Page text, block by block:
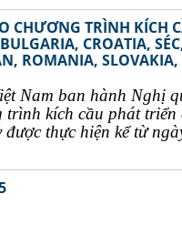
CHƯƠNG TRÌNH KÍCH
CROATIA,
ROMANIA, SLOVAKIA,
Nam ban hành Nghị
trình kích cầu phát
thực hiện kể từ